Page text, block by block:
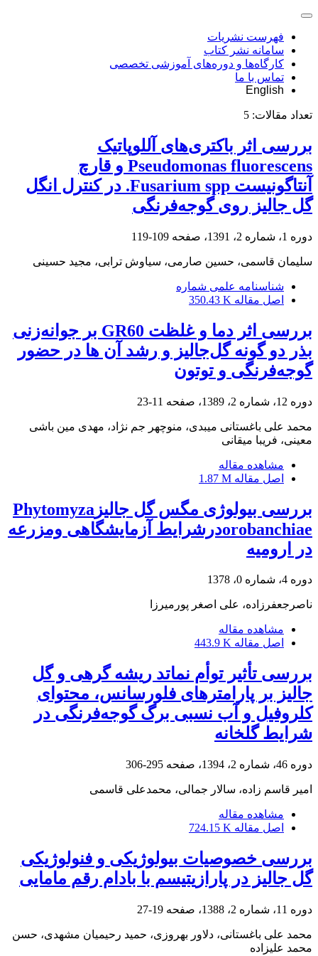
فهرست نشریات
سامانه نشر کتاب
کارگاه‌ها و دوره‌های آموزشی تخصصی
تماس با ما
English
تعداد مقالات: 5
بررسی اثر باکتری‌های آللوپاتیک
Pseudomonas fluorescens و قارچ
آنتاگونیست Fusarium spp. در کنترل انگل
گل جالیز روی گوجه‌فرنگی
دوره 1، شماره 2، 1391، صفحه 109-119
سلیمان قاسمی، حسین صارمی، سیاوش ترابی، مجید حسینی
شناسنامه علمی شماره
اصل مقاله 350.43 K
بررسی اثر دما و غلظت GR60 بر جوانه‌زنی
بذر دو گونه گل‌جالیز و رشد آن ها در حضور
گوجه‌فرنگی و توتون
دوره 12، شماره 2، 1389، صفحه 11-23
محمد علی باغستانی میبدی، منوچهر جم نژاد، مهدی مین باشی
معینی، فریبا میقانی
مشاهده مقاله
اصل مقاله 1.87 M
بررسی بیولوژی مگس گل جالیزPhytomyza
orobanchiaeدرشرایط آزمایشگاهی ومزرعه
در ارومیه
دوره 4، شماره 0، 1378
ناصرجعفرزاده، علی اصغر پورمیرزا
مشاهده مقاله
اصل مقاله 443.9 K
بررسی تأثیر توأم نماتد ریشه گرهی و گل
جالیز بر پارامترهای فلورسانس، محتوای
کلروفیل و آب نسبی برگ گوجه‌فرنگی در
شرایط گلخانه
دوره 46، شماره 2، 1394، صفحه 295-306
امیر قاسم زاده، سالار جمالی، محمدعلی قاسمی
مشاهده مقاله
اصل مقاله 724.15 K
بررسی خصوصیات بیولوژیکی و فنولوژیکی
گل جالیز در پارازیتیسم با بادام رقم مامایی
دوره 11، شماره 2، 1388، صفحه 19-27
محمد علی باغستانی، دلاور بهروزی، حمید رحیمیان مشهدی، حسن
محمد علیزاده